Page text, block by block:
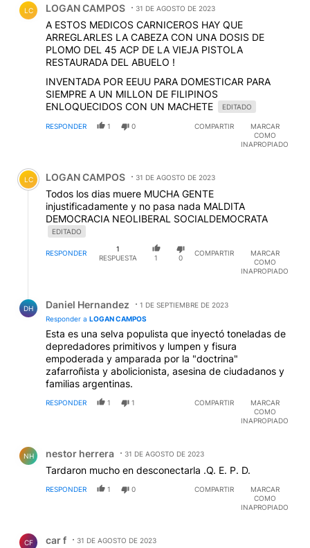
LC LOGAN CAMPOS 31 DE AGOSTO DE 2023
A ESTOS MEDICOS CARNICEROS HAY QUE
ARREGLARLES LA CABEZA CON UNA DOSIS DE
PLOMO DEL 45 ACP DE LA VIEJA PISTOLA
RESTAURADA DEL ABUELO !
INVENTADA POR EEUU PARA DOMESTICAR PARA
SIEMPRE A UN MILLON DE FILIPINOS
ENLOQUECIDOS CON UN MACHETE
EDITADO
RESPONDER 1 0 COMPARTIR
MARCAR
COMO
INAPROPIADO
Comentario de LOGAN CAMPOS.
LC LOGAN CAMPOS 31 DE AGOSTO DE 2023
Todos los dias muere MUCHA GENTE
injustificadamente y no pasa nada MALDITA
DEMOCRACIA NEOLIBERAL SOCIALDEMOCRATA
EDITADO
RESPONDER
1
RESPUESTA
1 0
COMPARTIR
MARCAR
COMO
INAPROPIADO
DH Daniel Hernandez
1 DE SEPTIEMBRE DE 2023
Responder a LOGAN CAMPOS
Esta es una selva populista que inyectó toneladas de
depredadores primitivos y lumpen y fisura
empoderada y amparada por la "doctrina"
zafarroñista y abolicionista, asesina de ciudadanos y
familias argentinas.
RESPONDER 1 1 COMPARTIR
MARCAR
COMO
INAPROPIADO
NH nestor herrera 31 DE AGOSTO DE 2023
Tardaron mucho en desconectarla .Q. E. P. D.
RESPONDER 1 0 COMPARTIR
MARCAR
COMO
INAPROPIADO
CF car f 31 DE AGOSTO DE 2023